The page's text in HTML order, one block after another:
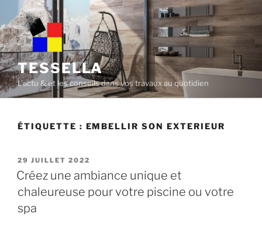
content
TESSELLA
L'actu & et les conseils dans vos travaux au quotidien
ÉTIQUETTE : EMBELLIR SON EXTERIEUR
POSTED
ON
29 JUILLET 2022
Créez une ambiance unique et
chaleureuse pour votre piscine ou votre
spa